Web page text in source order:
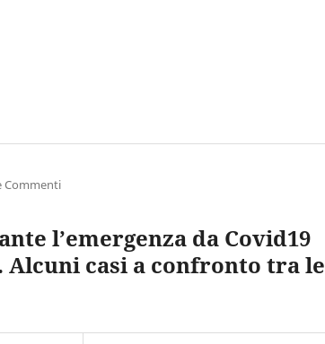
Commenti
l’emergenza da Covid19
casi a confronto tra le